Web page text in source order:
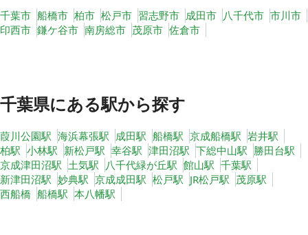
千葉市 船橋市 柏市 松戸市 習志野市 成田市 八千代市 市川市
印西市 鎌ケ谷市 南房総市 茂原市 佐倉市
千葉県にある駅から探す
葭川公園駅 海浜幕張駅 成田駅 船橋駅 京成船橋駅 岩井駅
柏駅 小林駅 新松戸駅 幸谷駅 津田沼駅 下総中山駅 勝田台駅
京成津田沼駅 土気駅 八千代緑が丘駅 館山駅 千葉駅
新津田沼駅 妙典駅 京成成田駅 松戸駅 JR松戸駅 茂原駅
西船橋 船橋駅 本八幡駅